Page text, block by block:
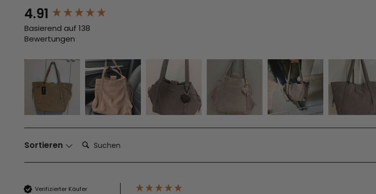
4.91
Basierend auf 138
Bewertungen
Sortieren Suchen:
Verifizierter Käufer
New content loaded